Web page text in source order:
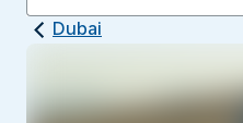
Dubai